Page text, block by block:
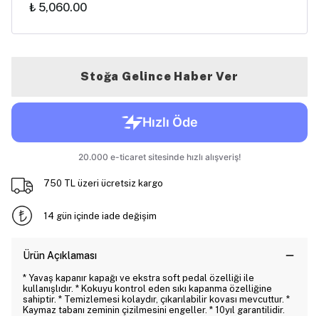
₺ 5,060.00
Stoğa Gelince Haber Ver
750 TL üzeri ücretsiz kargo
14 gün içinde iade değişim
Ürün Açıklaması
* Yavaş kapanır kapağı ve ekstra soft pedal özelliği ile
kullanışlıdır. * Kokuyu kontrol eden sıkı kapanma özelliğine
sahiptir. * Temizlemesi kolaydır, çıkarılabilir kovası mevcuttur. *
Kaymaz tabanı zeminin çizilmesini engeller. * 10yıl garantilidir.